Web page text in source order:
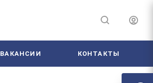
ВАКАНСИИ КОНТАКТЫ